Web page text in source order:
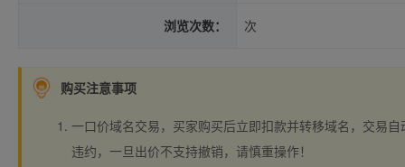
浏览次数： 次
购买注意事项
一口价域名交易，买家购买后立即扣款并转移域名，交易
违约，一旦出价不支持撤销，请慎重操作！